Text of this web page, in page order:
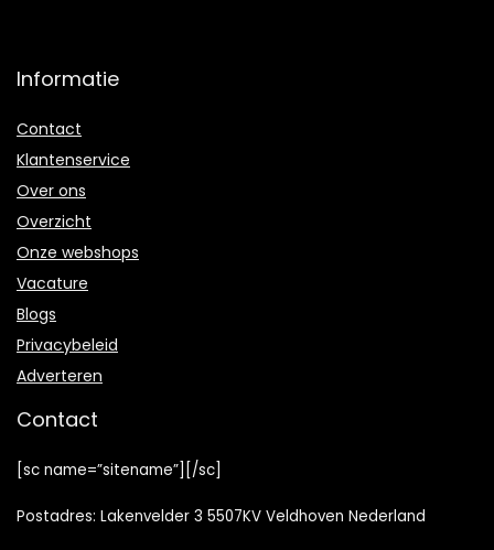
Informatie
Contact
Klantenservice
Over ons
Overzicht
Onze webshops
Vacature
Blogs
Privacybeleid
Adverteren
Contact
[sc name=”sitename”][/sc]
Postadres: Lakenvelder 3 5507KV Veldhoven Nederland